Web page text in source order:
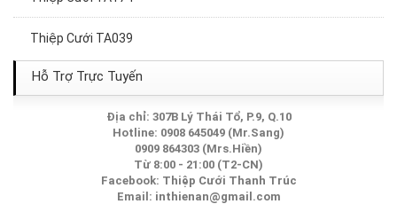
Thiệp Cưới TA039
Thiệp Cưới TA167
Thiệp Cưới TA125
Thiệp Cưới TA237A
Hỗ Trợ Trực Tuyến
Địa chỉ: 307B Lý Thái Tổ, P.9, Q.10
Hotline: 0908 645049 (Mr.Sang)
0909 864303 (Mrs.Hiền)
Từ 8:00 - 21:00 (T2-CN)
Facebook: Thiệp Cưới Thanh Trúc
Email: inthienan@gmail.com